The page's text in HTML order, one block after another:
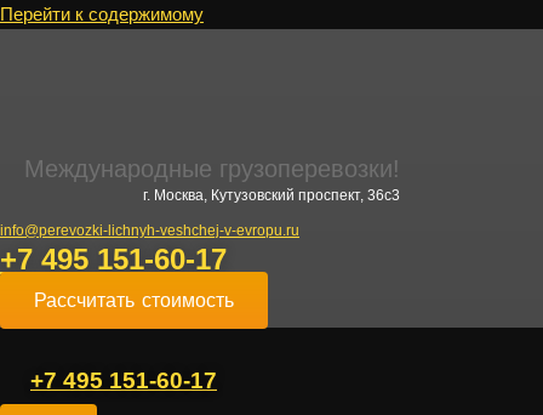
Перейти к содержимому
Международные грузоперевозки!
г. Москва, Кутузовский проспект, 36с3
info@perevozki-lichnyh-veshchej-v-evropu.ru
+7 495 151-60-17
Рассчитать стоимость
+7 495 151-60-17